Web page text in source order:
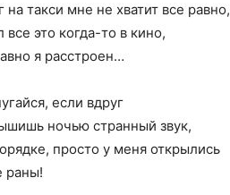
на такси мне не хватит все равно,
все это когда-то в кино,
я расстроен…
если вдруг
ночью странный звук,
просто у меня открылись
раны!